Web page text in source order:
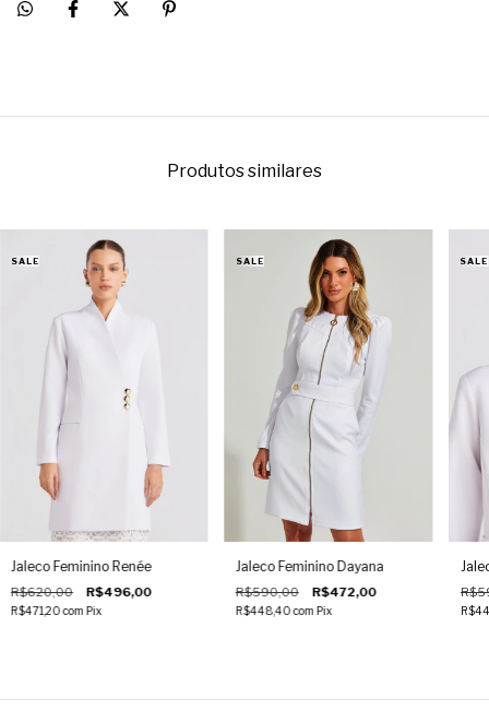
Produtos similares
Jaleco Feminino Renée
R$620,00 R$496,00
R$471,20com Pix
Jaleco Feminino Dayana
R$590,00 R$472,00
R$448,40com Pix